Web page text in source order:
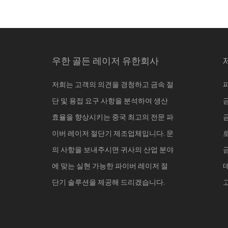
우한 골든 레이저 유한회사
저희는 고객의 의견을 경청하고 금속 절
단 및 용접 요구 사항을 분석하여 생산
효율을 향상시키는 중국 최고의 전문 파
이버 레이저 절단기 제조업체입니다. 문
의 사항을 보내주시면 귀사의 산업 분야
에 맞는 실현 가능한 파이버 레이저 절
단기 솔루션을 제공해 드리겠습니다.